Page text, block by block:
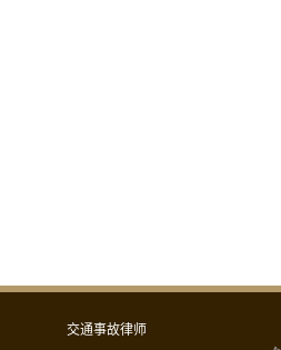
交通事故律师